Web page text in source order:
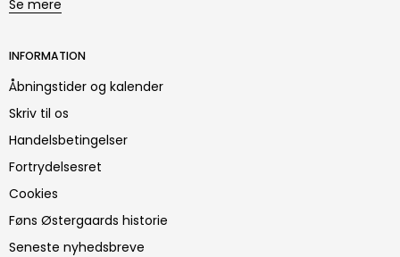
Se mere
INFORMATION
Åbningstider og kalender
Skriv til os
Handelsbetingelser
Fortrydelsesret
Cookies
Føns Østergaards historie
Seneste nyhedsbreve